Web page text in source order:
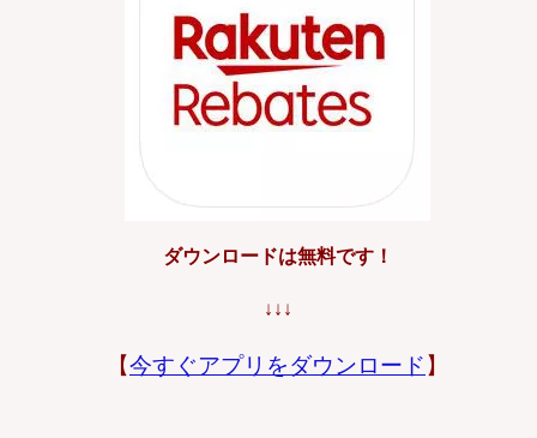
ダウンロードは無料です！
↓↓↓
【今すぐアプリをダウンロード 】